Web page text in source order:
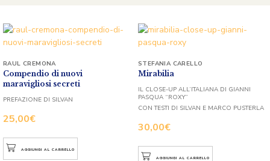
Compendio di nuovi
maravigliosi secreti
25,00€
RAUL CREMONA
PREFAZIONE DI SILVAN
AGGIUNGI AL CARRELLO
Mirabilia
30,00€
STEFANIA CARELLO
IL CLOSE-UP ALL’ITALIANA DI GIANNI
PASQUA “ROXY”
CON TESTI DI SILVAN E MARCO PUSTERLA
AGGIUNGI AL CARRELLO